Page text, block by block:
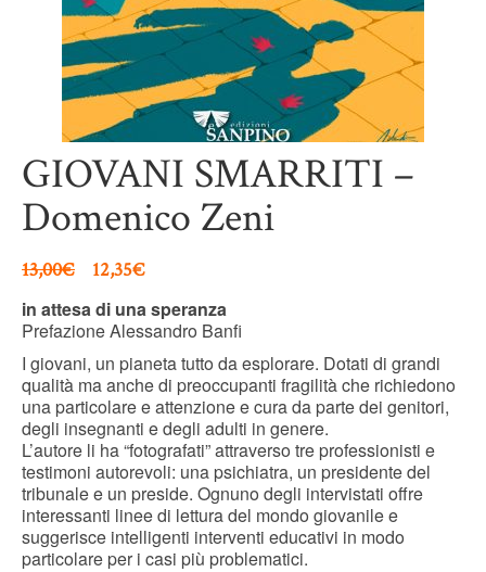
GIOVANI SMARRITI –
Domenico Zeni
13,00€ 12,35€
in attesa di una speranza
Prefazione Alessandro Banfi
I giovani, un pianeta tutto da esplorare. Dotati di grandi
qualità ma anche di preoccupanti fragilità che richiedono
una particolare e attenzione e cura da parte dei genitori,
degli insegnanti e degli adulti in genere.
L’autore li ha “fotografati” attraverso tre professionisti e
testimoni autorevoli: una psichiatra, un presidente del
tribunale e un preside. Ognuno degli intervistati offre
interessanti linee di lettura del mondo giovanile e
suggerisce intelligenti interventi educativi in modo
particolare per i casi più problematici.